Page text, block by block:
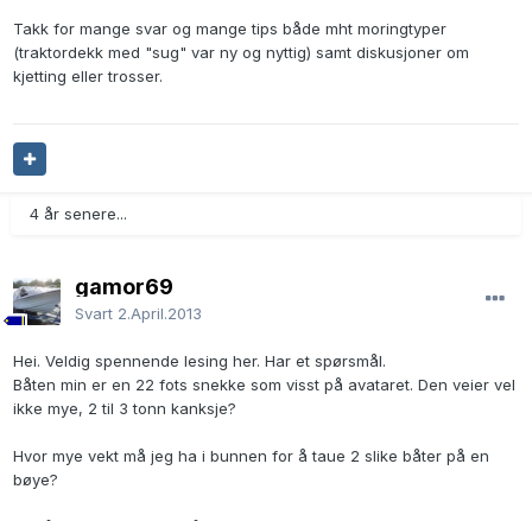
Takk for mange svar og mange tips både mht moringtyper
(traktordekk med "sug" var ny og nyttig) samt diskusjoner om
kjetting eller trosser.
4 år senere...
gamor69
Svart 2.April.2013
Hei. Veldig spennende lesing her. Har et spørsmål.
Båten min er en 22 fots snekke som visst på avataret. Den veier vel
ikke mye, 2 til 3 tonn kanksje?
Hvor mye vekt må jeg ha i bunnen for å taue 2 slike båter på en
bøye?